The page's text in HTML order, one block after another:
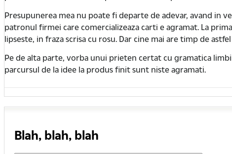
Presupunerea mea nu poate fi departe de adevar, avand in
patronul firmei care comercializeaza carti e agramat. La
lipseste, in fraza scrisa cu rosu. Dar cine mai are timp de
Pe de alta parte, vorba unui prieten certat cu gramatica
parcursul de la idee la produs finit sunt niste agramati.
Blah, blah, blah